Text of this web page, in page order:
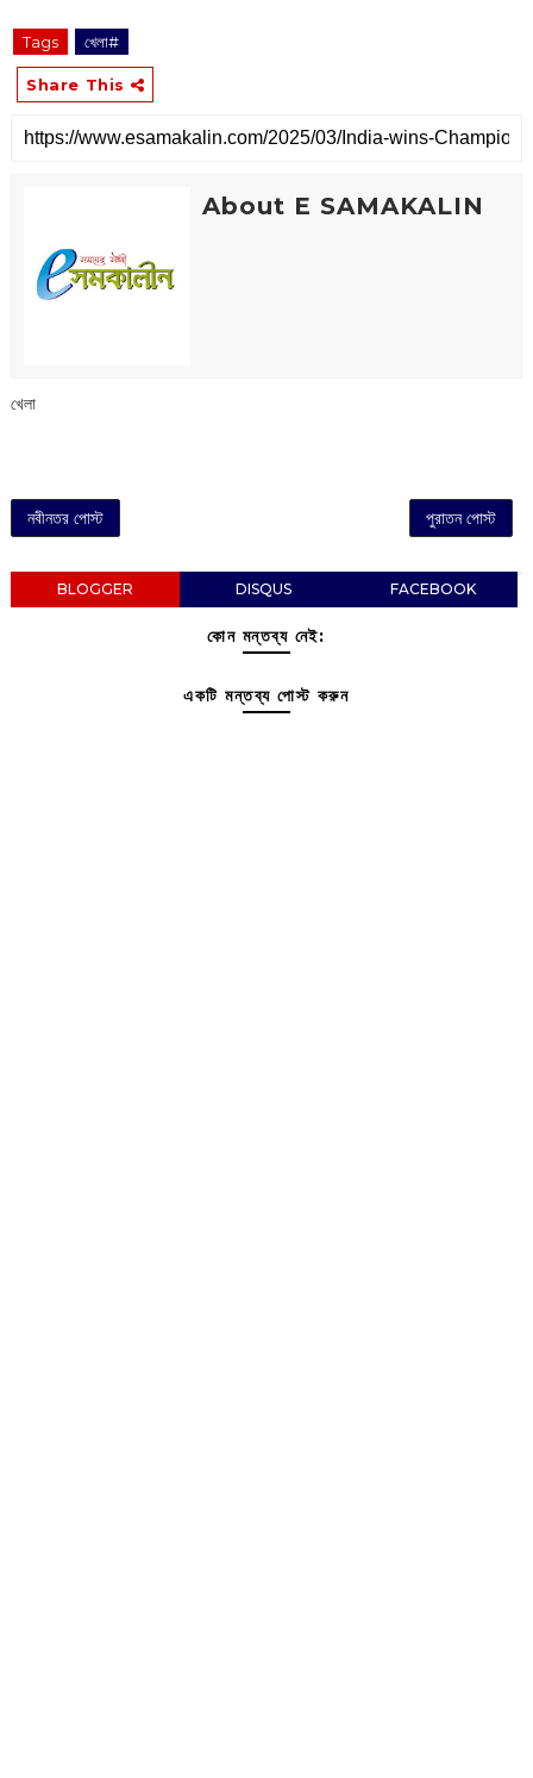
Tags খেলা#
Share This
About E SAMAKALIN
খেলা
নবীনতর পোস্ট পুরাতন পোস্ট
BLOGGER DISQUS FACEBOOK
কোন মন্তব্য নেই:
একটি মন্তব্য পোস্ট করুন